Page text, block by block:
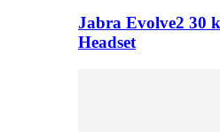
Jabra Evolve2 30
Headset